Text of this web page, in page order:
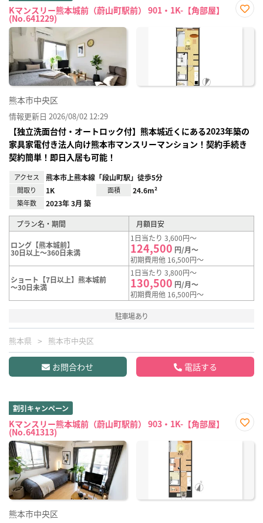
Kマンスリー熊本城前（蔚山町駅前） 901・1K-【角部屋】
(No.641229)
に入
熊本市中央区
情報更新日 2026/08/02 12:29
【独立洗面台付・オートロック付】熊本城近くにある2023年築の
家具家電付き法人向け熊本市マンスリーマンション！契約手続き
契約簡単！即日入居も可能！
アクセス 熊本市上熊本線「段山町駅」徒歩5分
間取り 1K 面積 24.6m²
築年数 2023年 3月 築
プラン名・期間 月額目安
ロング【熊本城前】
30日以上～360日未満
1日当たり 3,600円～
124,500 円/月～
初期費用他 16,500円～
ショート【7日以上】熊本城前
～30日未満
1日当たり 3,800円～
130,500 円/月～
初期費用他 16,500円～
駐車場あり
熊本県 熊本市中央区
お問合わせ 電話する
割引キャンペーン
Kマンスリー熊本城前（蔚山町駅前） 903・1K-【角部屋】
(No.641313)
に入
熊本市中央区